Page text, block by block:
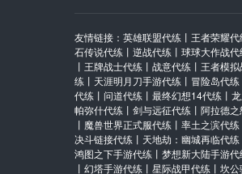
友情链接： 英雄联盟代练 丨 王者荣耀代
石传说代练 丨 逆战代练 丨 球球大作战代
丨 王牌战士代练 丨 战意代练 丨 王者模
练 丨 天涯明月刀手游代练 丨 冒险岛代练
代练 丨 问道代练 丨 最终幻想14代练 丨
帕弥什代练 丨 剑与远征代练 丨 阿拉德之
丨 魔兽世界正式服代练 丨 率土之滨代练
决斗链接代练 丨 天地劫：幽城再临代练
鸿图之下手游代练 丨 梦想新大陆手游代
丨 幻塔手游代练 丨 星际战甲代练 丨 坎公